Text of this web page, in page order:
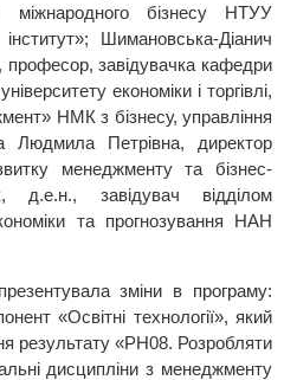
міжнародного бізнесу НТУУ
інститут»; Шимановська-Діанич
завідувачка кафедри
економіки і торгівлі,
НМК з бізнесу, управління
Петрівна, директор
менеджменту та бізнес-
д.е.н., завідувач відділом
та прогнозування НАН
зміни в програму:
«Освітні технології», який
результату «РН08. Розробляти
дисципліни з менеджменту